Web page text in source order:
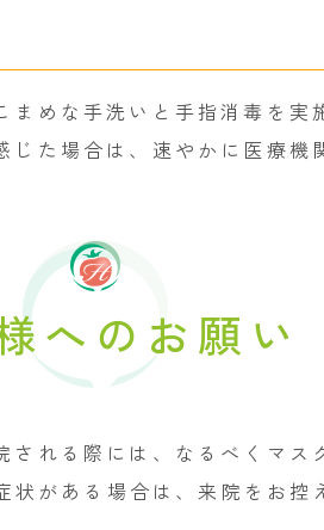
めな手洗いと手指消毒を
た場合は、速やかに医療機
へのお願い
れる際には、なるべくマ
がある場合は、来院をお控